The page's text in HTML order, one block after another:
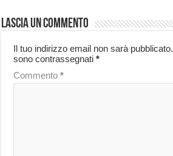
Lascia un commento
Il tuo indirizzo email non sarà pubblicato.
sono contrassegnati*
Commento*